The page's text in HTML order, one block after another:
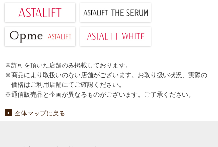
※許可を頂いた店舗のみ掲載しております。
※商品により取扱いのない店舗がございます。お取り扱い状況、実際の
価格はご利用店舗にてご確認ください。
※通信販売品と企画が異なるものがございます。ご了承ください。
全体マップに戻る